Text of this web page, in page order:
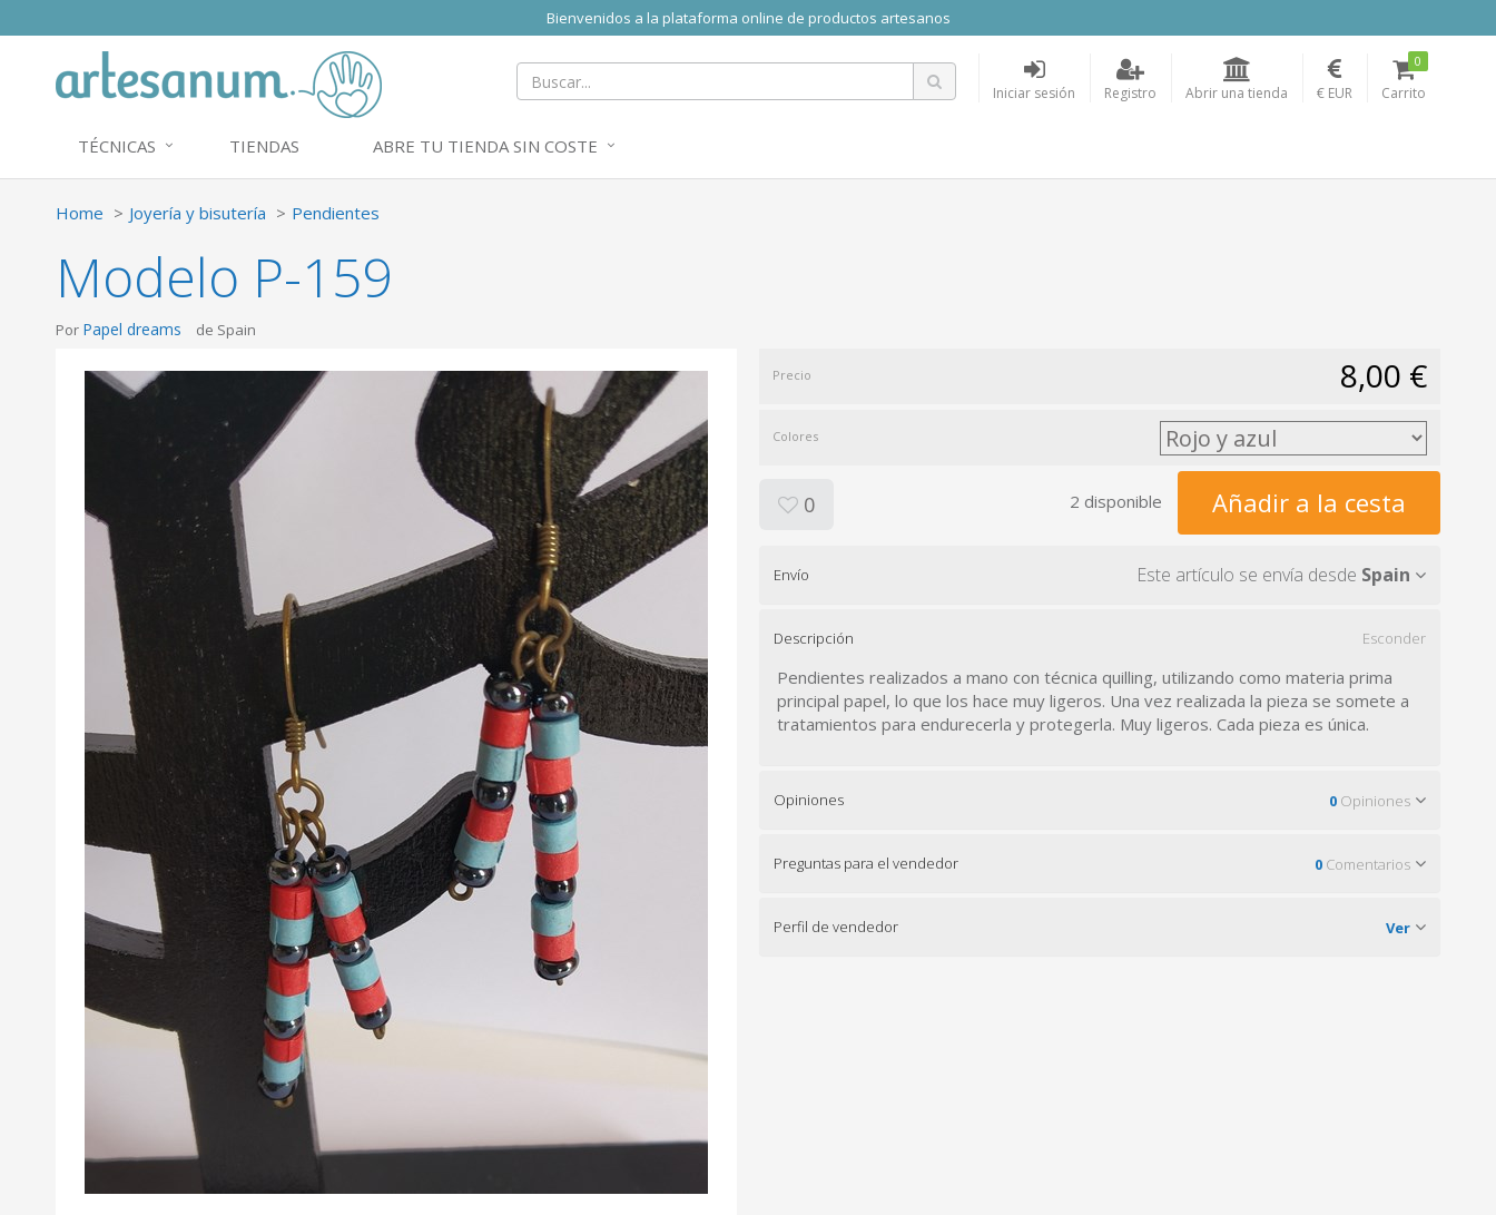
Bienvenidos a la plataforma online de productos artesanos
Iniciar sesión Registro Abrir una tienda € EUR Carrito
0
TÉCNICAS TIENDAS ABRE TU TIENDA SIN COSTE
Home Joyería y bisutería Pendientes
Modelo P-159
Por Papel dreams de Spain
Precio 8,00 €
Colores
0 2 disponible Añadir a la cesta
Envío Este artículo se envía desde Spain
Descripción Esconder
Pendientes realizados a mano con técnica quilling, utilizando como materia prima
principal papel, lo que los hace muy ligeros. Una vez realizada la pieza se somete a
tratamientos para endurecerla y protegerla. Muy ligeros. Cada pieza es única.
Opiniones 0 Opiniones
Preguntas para el vendedor 0 Comentarios
Perfil de vendedor Ver